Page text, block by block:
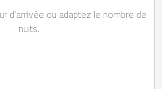
d’arrivée ou adaptez le nombre de
nuits.